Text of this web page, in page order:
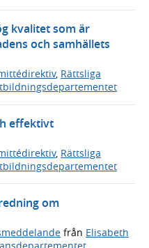
kvalitet som är
och samhällets
, Rättsliga
effektivt
, Rättsliga
om
från Elisabeth